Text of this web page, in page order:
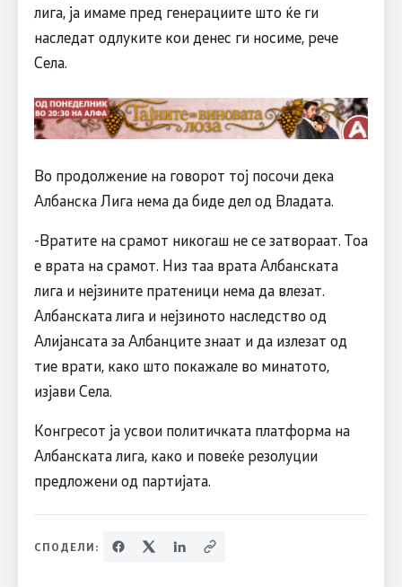
лига, ја имаме пред генерациите што ќе ги
наследат одлуките кои денес ги носиме, рече
Села.
Во продолжение на говорот тој посочи дека
Албанска Лига нема да биде дел од Владата.
-Вратите на срамот никогаш не се затвораат. Тоа
е врата на срамот. Низ таа врата Албанската
лига и нејзините пратеници нема да влезат.
Албанската лига и нејзиното наследство од
Алијансата за Албанците знаат и да излезат од
тие врати, како што покажале во минатото,
изјави Села.
Конгресот ја усвои политичката платформа на
Албанската лига, како и повеќе резолуции
предложени од партијата.
СПОДЕЛИ: